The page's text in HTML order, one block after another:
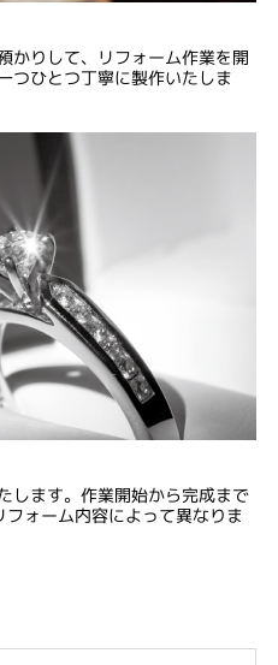
かりして、リフォーム作業を開
つひとつ丁寧に製作いたしま
します。作業開始から完成まで
ォーム内容によって異なりま